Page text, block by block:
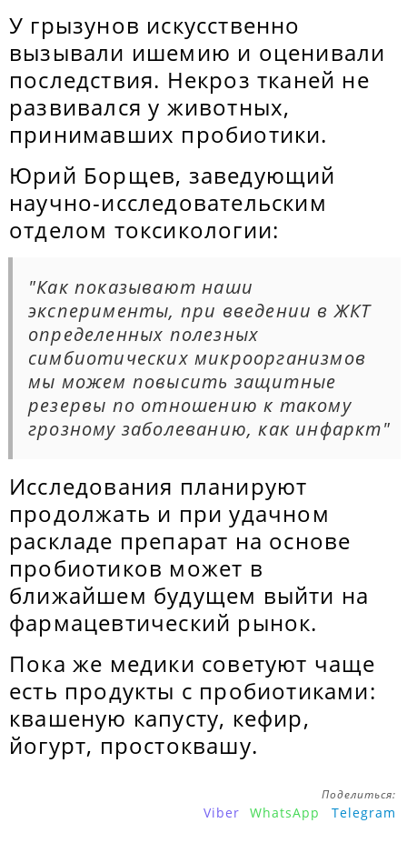
У грызунов искусственно
вызывали ишемию и оценивали
последствия. Некроз тканей не
развивался у животных,
принимавших пробиотики.
Юрий Борщев, заведующий
научно-исследовательским
отделом токсикологии:
"Как показывают наши
эксперименты, при введении в ЖКТ
определенных полезных
симбиотических микроорганизмов
мы можем повысить защитные
резервы по отношению к такому
грозному заболеванию, как инфаркт"
Исследования планируют
продолжать и при удачном
раскладе препарат на основе
пробиотиков может в
ближайшем будущем выйти на
фармацевтический рынок.
Пока же медики советуют чаще
есть продукты с пробиотиками:
квашеную капусту, кефир,
йогурт, простоквашу.
Поделиться:
Viber WhatsApp Telegram